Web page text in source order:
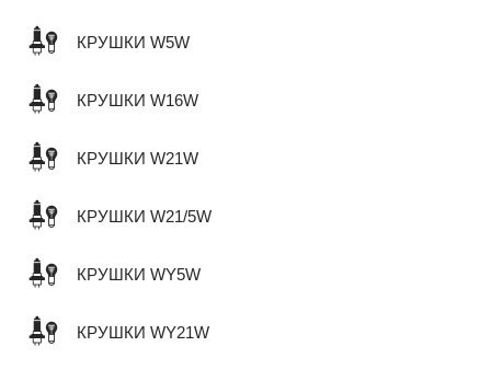
КРУШКИ W5W
КРУШКИ W16W
КРУШКИ W21W
КРУШКИ W21/5W
КРУШКИ WY5W
КРУШКИ WY21W